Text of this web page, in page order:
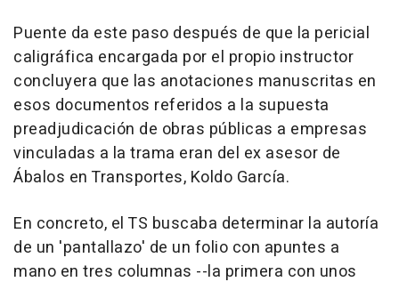
Puente da este paso después de que la pericial
caligráfica encargada por el propio instructor
concluyera que las anotaciones manuscritas en
esos documentos referidos a la supuesta
preadjudicación de obras públicas a empresas
vinculadas a la trama eran del ex asesor de
Ábalos en Transportes, Koldo García.
En concreto, el TS buscaba determinar la autoría
de un 'pantallazo' de un folio con apuntes a
mano en tres columnas --la primera con unos